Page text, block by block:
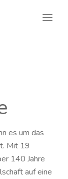
es um das
Mit 19
140 Jahre
auf eine